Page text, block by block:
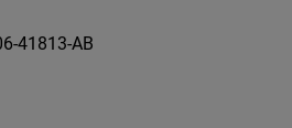
41813-AB